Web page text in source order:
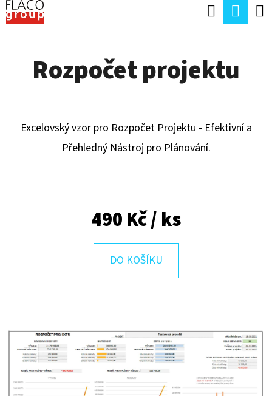
Přejít
na
Hledat
Rozpočet projektu
Excelovský vzor pro Rozpočet Projektu - Efektivní a
Přehledný Nástroj pro Plánování.
490 Kč/ ks
DO KOŠÍKU
K
O Zpět
Zpět
N
J